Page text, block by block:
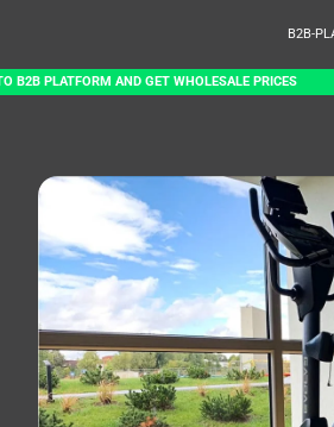
B2B-
B2B PLATFORM AND GET WHOLESALE PRICES